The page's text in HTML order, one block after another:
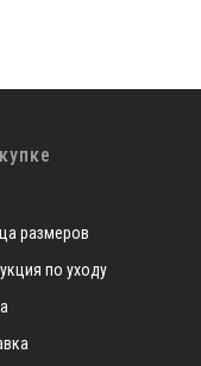
размеров
по уходу